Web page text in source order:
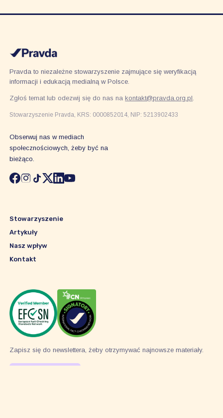
Pravda to niezależne stowarzyszenie zajmujące się weryfikacją
informacji i edukacją medialną w Polsce.
Zgłoś temat lub odezwij się do nas nakontakt@pravda.org.pl
Stowarzyszenie Pravda, KRS: 0000852014, NIP: 5213902433
Obserwuj nas w mediach
społecznościowych, żeby być na
bieżąco.
Stowarzyszenie
Artykuły
Nasz wpływ
Kontakt
Zapisz się do newslettera, żeby otrzymywać najnowsze materiały.